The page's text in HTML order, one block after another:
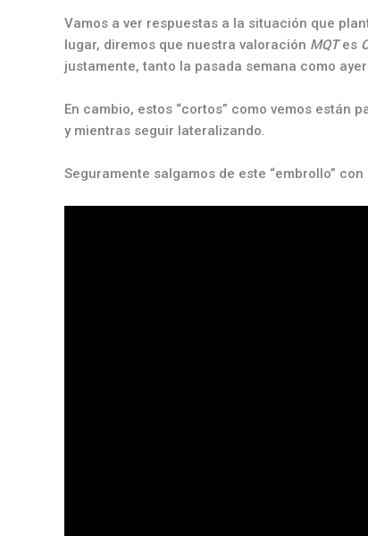
Vamos a ver respuestas a la situación que
lugar, diremos que nuestra valoración MQTes
justamente, tanto la pasada semana como
En cambio, estos “cortos” como vemos están
y mientras seguir lateralizando.
Seguramente salgamos de este “embrollo”